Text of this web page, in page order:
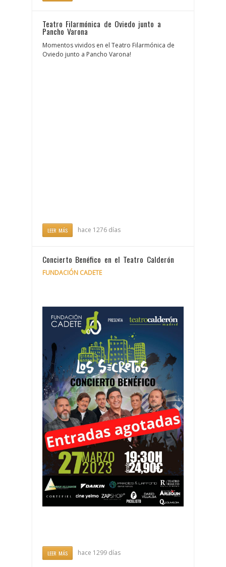
Teatro Filarmónica de Oviedo junto a
Pancho Varona
Momentos vividos en el Teatro Filarmónica de
Oviedo junto a Pancho Varona!
LEER MÁS hace 1276 días
Concierto Benéfico en el Teatro Calderón
FUNDACIÓN CADETE
LEER MÁS hace 1299 días